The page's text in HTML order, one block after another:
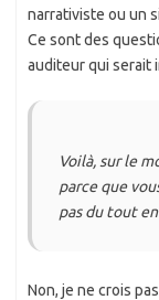
narrativiste ou un
Ce sont des
auditeur qui serait
Voilà, sur le
parce que
pas du tout
Non, je ne crois